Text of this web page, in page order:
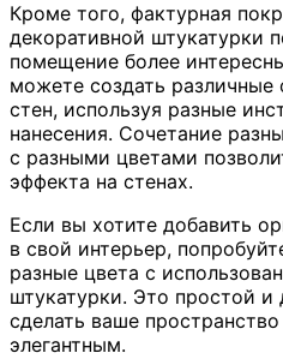
Кроме того, фактурная
декоративной штукатурки
помещение более
можете создать различные
стен, используя разные
нанесения. Сочетание
с разными цветами
эффекта на стенах.
Если вы хотите добавить
в свой интерьер,
разные цвета с
штукатурки. Это простой и
сделать ваше
элегантным.